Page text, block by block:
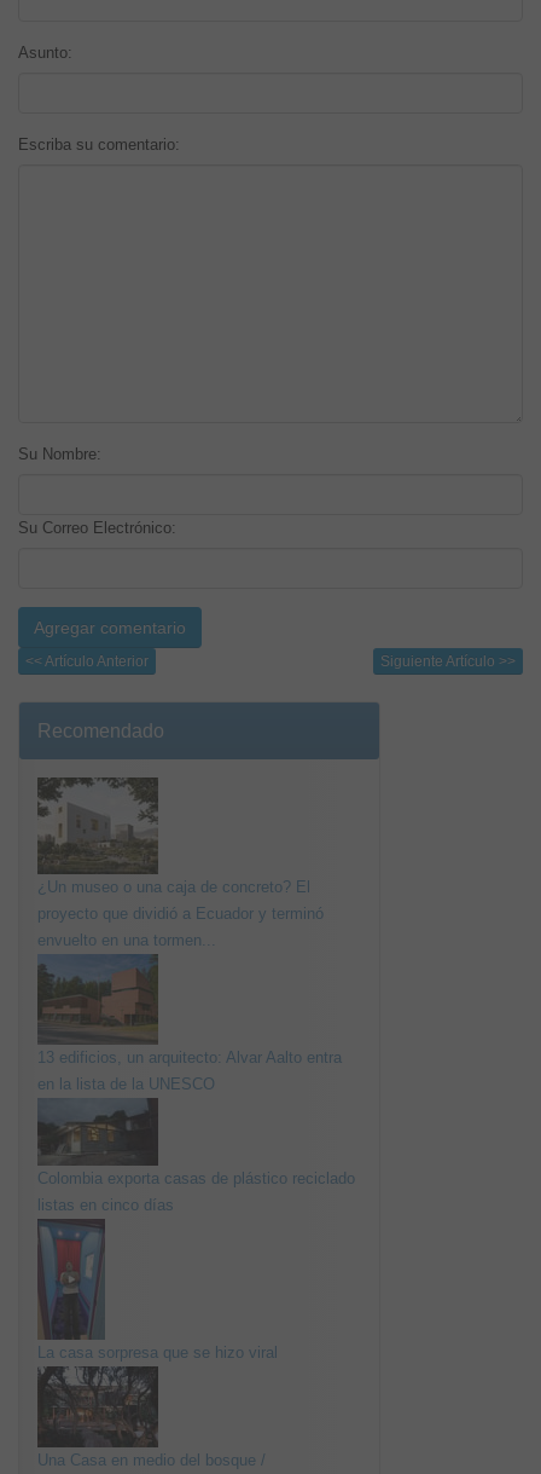
Asunto:
Escriba su comentario:
Su Nombre:
Su Correo Electrónico:
<< Artículo Anterior Siguiente Artículo >>
Recomendado
¿Un museo o una caja de concreto? El
proyecto que dividió a Ecuador y terminó
envuelto en una tormen...
13 edificios, un arquitecto: Alvar Aalto entra
en la lista de la UNESCO
Colombia exporta casas de plástico reciclado
listas en cinco días
La casa sorpresa que se hizo viral
Una Casa en medio del bosque /